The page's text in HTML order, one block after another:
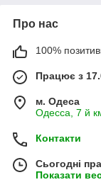
Про нас
100%
Працює з
м. Одеса
Одесса, 7 й
Контакти
Сьогодні
Показати